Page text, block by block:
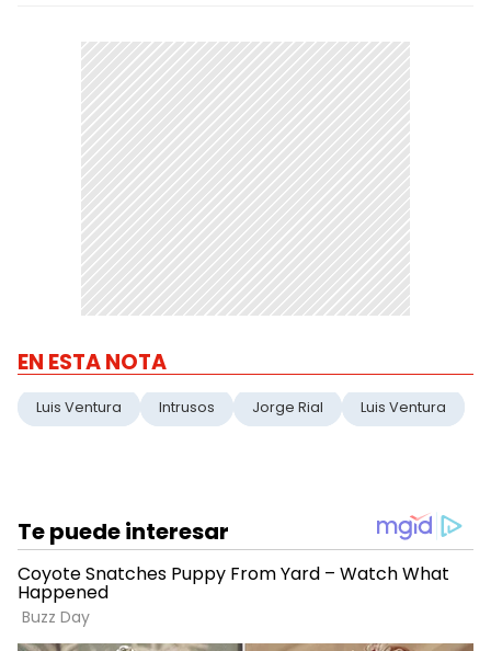
EN ESTA NOTA
Luis Ventura Intrusos Jorge Rial Luis Ventura